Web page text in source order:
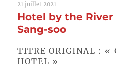
21 juillet 2021
Hotel by the River
Sang-soo
TITRE ORIGINAL : «
HOTEL »